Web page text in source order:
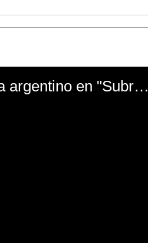
El mal momento de Yanina Gasañol con un hincha argentino en "Subrayado"